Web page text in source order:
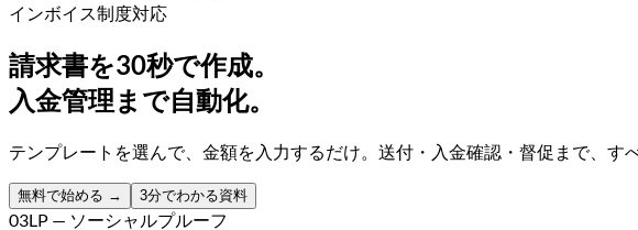
インボイス制度対応
請求書を30秒で作成。
入金管理まで自動化。
テンプレートを選んで、金額を入力するだけ。送付・入金確認・督促まで、すべ
無料で始める → 3分でわかる資料
03LP — ソーシャルプルーフ